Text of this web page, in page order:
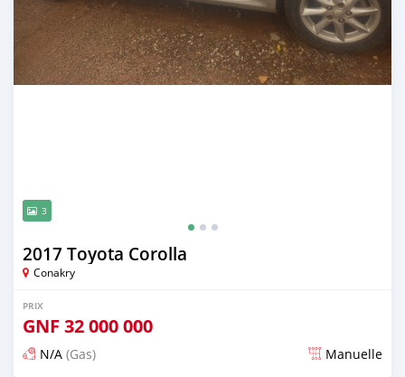
3
2017 Toyota Corolla
Conakry
PRIX
GNF 32 000 000
N/A (Gas) Manuelle